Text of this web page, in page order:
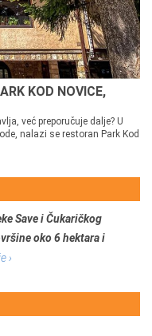
KOD NOVICE,
već preporučuje dalje? U
nalazi se restoran Park Kod
Save i Čukaričkog
oko 6 hektara i
›